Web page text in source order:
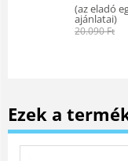
(az eladó
ajánlatai)
20.090Ft
Ezek a